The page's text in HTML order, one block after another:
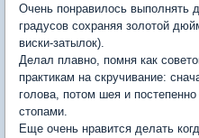
Очень понравилось выполнять
градусов сохраняя золотой
виски-затылок).
Делал плавно, помня как
практикам на скручивание:
голова, потом шея и
стопами.
Еще очень нравится делать